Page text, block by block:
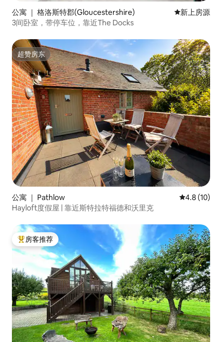
公寓 ｜ 格洛斯特郡(Gloucestershire) 新房源
新上房源
3间卧室，带停车位，靠近The Docks
超赞房东
超赞房东
公寓 ｜ Pathlow 平均评分
4.8 (10)
Hayloft度假屋 | 靠近斯特拉特福德和沃里克
热门「房客推荐」
房客推荐